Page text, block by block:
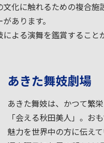
化に触れるための複合施
あります。
よる演舞を鑑賞すること
あきた舞妓劇場
あきた舞妓は、かつて繁
「会える秋田美人」。お
魅力を世界中の方に伝え